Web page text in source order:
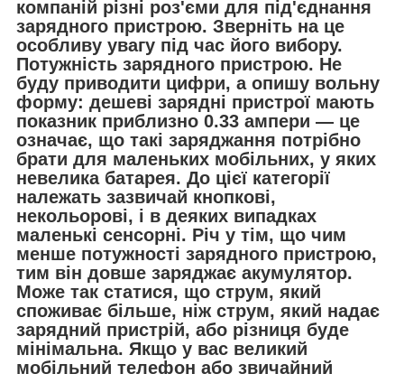
компаній різні роз'єми для під'єднання
зарядного пристрою. Зверніть на це
особливу увагу під час його вибору.
Потужність зарядного пристрою. Не
буду приводити цифри, а опишу вольну
форму: дешеві зарядні пристрої мають
показник приблизно 0.33 ампери — це
означає, що такі заряджання потрібно
брати для маленьких мобільних, у яких
невелика батарея. До цієї категорії
належать зазвичай кнопкові,
некольорові, і в деяких випадках
маленькі сенсорні. Річ у тім, що чим
менше потужності зарядного пристрою,
тим він довше заряджає акумулятор.
Може так статися, що струм, який
споживає більше, ніж струм, який надає
зарядний пристрій, або різниця буде
мінімальна. Якщо у вас великий
мобільний телефон або звичайний